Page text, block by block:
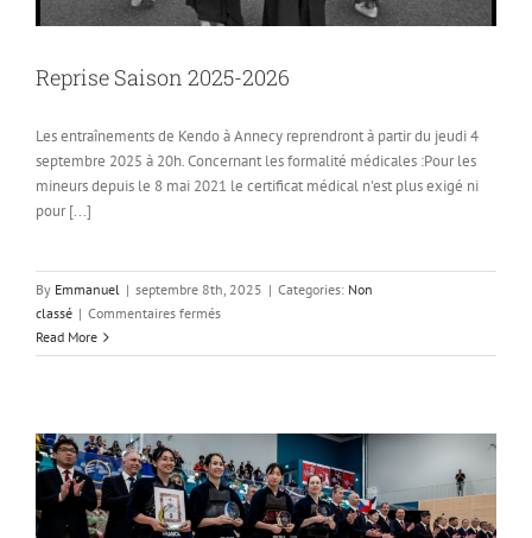
Reprise Saison 2025-2026
Les entraînements de Kendo à Annecy reprendront à partir du jeudi 4
septembre 2025 à 20h. Concernant les formalité médicales :Pour les
mineurs depuis le 8 mai 2021 le certificat médical n'est plus exigé ni
pour [...]
By Emmanuel | septembre 8th, 2025 | Categories: Non
classé | Commentaires ferméssur
Saison
Read More